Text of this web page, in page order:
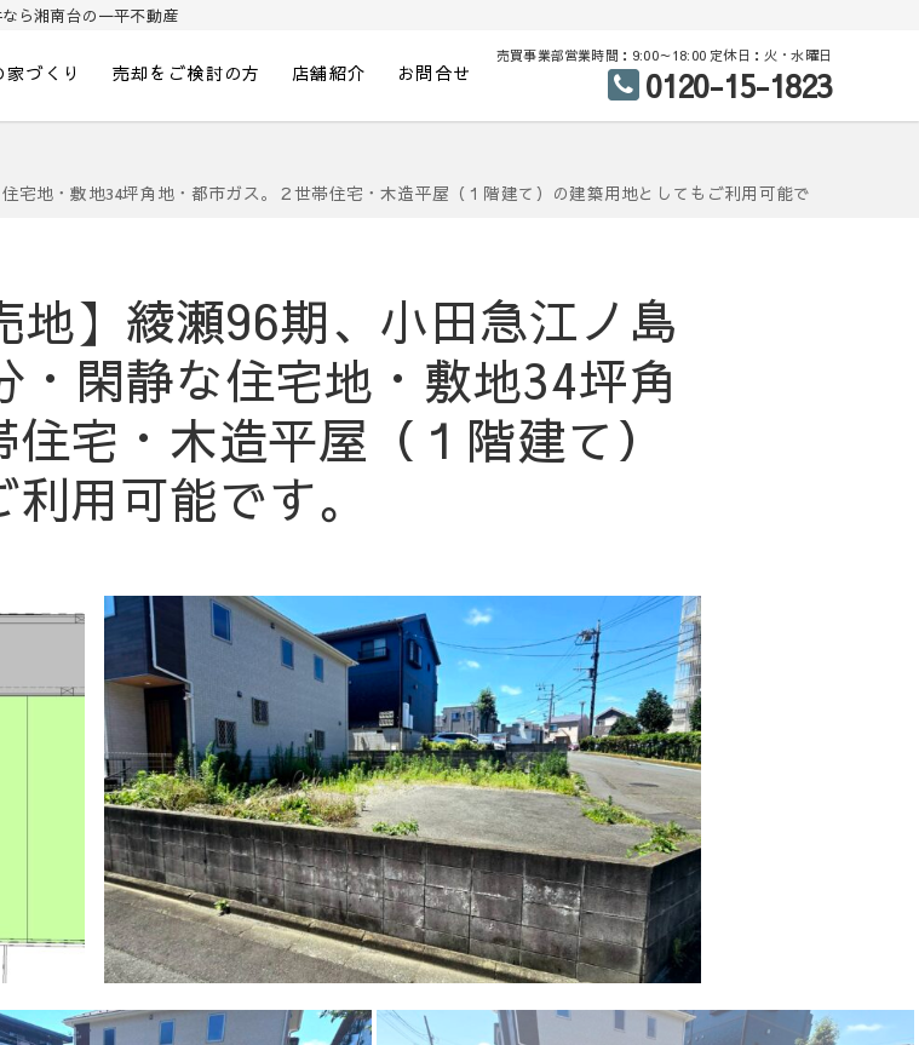
ら湘南台の一平不動産
づくり 売却をご検討の方 店舗紹介 お問合せ
売買事業部営業時間：9:00～18:00 定休日：火・水曜日
0120-15-1823
宅地・敷地34坪角地・都市ガス。２世帯住宅・木造平屋（１階建て）の建築用地としてもご利用可能で
地】綾瀬96期、小田急江ノ島
閑静な住宅地・敷地34坪角
宅・木造平屋（１階建て）
利用可能です。